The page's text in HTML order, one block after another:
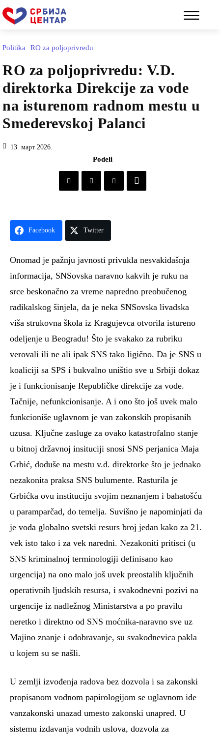
Politika RO za poljoprivredu
RO za poljoprivredu: V.D.
direktorka Direkcije za vode
na isturenom radnom mestu u
Smederevskoj Palanci
13. март 2026.
Podeli
Facebook Twitter
Onomad je pažnju javnosti privukla nesvakidašnja
informacija, SNSovska naravno kakvih je ruku na
srce beskonačno za vreme napredno preobučenog
radikalskog šinjela, da je neka SNSovska livadska
viša strukovna škola iz Kragujevca otvorila istureno
odeljenje u Beogradu! Što je svakako za rubriku
verovali ili ne ali ipak SNS tako ligično. Da je SNS u
koaliciji sa SPS i bukvalno uništio sve u Srbiji dokaz
je i funkcionisanje Republičke direkcije za vode.
Tačnije, nefunkcionisanje. A i ono što još uvek malo
funkcioniše uglavnom je van zakonskih propisanih
uzusa. Ključne zasluge za ovako katastrofalno stanje
u bitnoj državnoj insituciji snosi SNS perjanica Maja
Grbić, doduše na mestu v.d. direktorke što je jednako
nezakonita praksa SNS bulumente. Rasturila je
Grbićka ovu instituciju svojim neznanjem i bahatošću
u paramparčad, do temelja. Suvišno je napominjati da
je voda globalno svetski resurs broj jedan kako za 21.
vek isto tako i za vek naredni. Nezakoniti pritisci (u
SNS kriminalnoj terminologiji definisano kao
urgencija) na ono malo još uvek preostalih ključnih
operativnih ljudskih resursa, i svakodnevni pozivi na
urgencije iz nadležnog Ministarstva a po pravilu
neretko i direktno od SNS moćnika-naravno sve uz
Majino znanje i odobravanje, su svakodnevica pakla
u kojem su se našli.
U zemlji izvođenja radova bez dozvola i sa zakonski
propisanom vodnom papirologijom se uglavnom ide
vanzakonski unazad umesto zakonski unapred. U
sistemu izdavanja vodnih uslova, dozvola za